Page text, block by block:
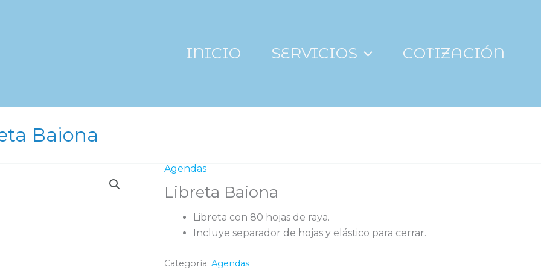
INICIO SERVICIOS COTIZACIÓN
Baiona
Agendas
Libreta Baiona
Libreta con 80 hojas de raya.
Incluye separador de hojas y elástico para cerrar.
Categoría: Agendas